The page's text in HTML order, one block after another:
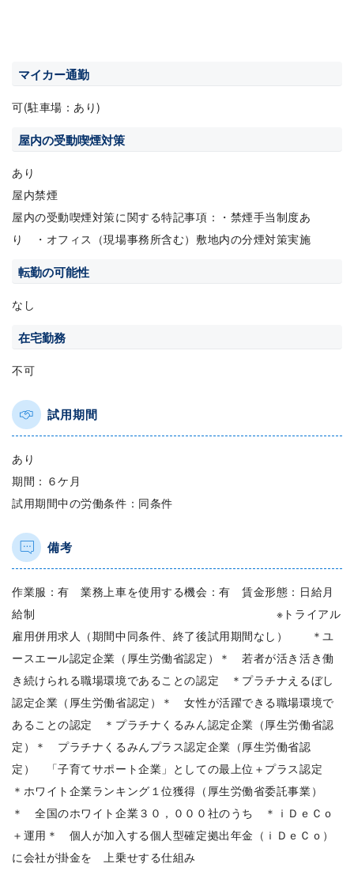
マイカー通勤
可(駐車場：あり)
屋内の受動喫煙対策
あり
屋内禁煙
屋内の受動喫煙対策に関する特記事項：・禁煙手当制度あ
り ・オフィス（現場事務所含む）敷地内の分煙対策実施
転勤の可能性
なし
在宅勤務
不可
試用期間
あり
期間：６ケ月
試用期間中の労働条件：同条件
備考
作業服：有 業務上車を使用する機会：有 賃金形態：日給月
給制 ※トライアル
雇用併用求人（期間中同条件、終了後試用期間なし） ＊ユ
ースエール認定企業（厚生労働省認定）＊ 若者が活き活き働
き続けられる職場環境であることの認定 ＊プラチナえるぼし
認定企業（厚生労働省認定）＊ 女性が活躍できる職場環境で
あることの認定 ＊プラチナくるみん認定企業（厚生労働省認
定）＊ プラチナくるみんプラス認定企業（厚生労働省認
定） 「子育てサポート企業」としての最上位＋プラス認定
＊ホワイト企業ランキング１位獲得（厚生労働省委託事業）
＊ 全国のホワイト企業３０，０００社のうち ＊ｉＤｅＣｏ
＋運用＊ 個人が加入する個人型確定拠出年金（ｉＤｅＣｏ）
に会社が掛金を 上乗せする仕組み